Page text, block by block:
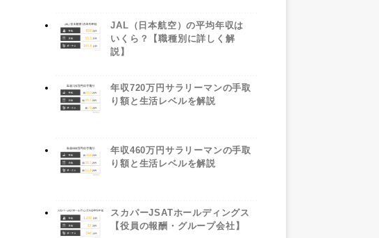
JAL（日本航空）の平均年収は
いくら？【職種別に詳しく解
説】
年収720万円サラリーマンの手取
り額と生活レベルを解説
年収460万円サラリーマンの手取
り額と生活レベルを解説
スカパーJSATホールディングス
【役員の報酬・グループ会社】